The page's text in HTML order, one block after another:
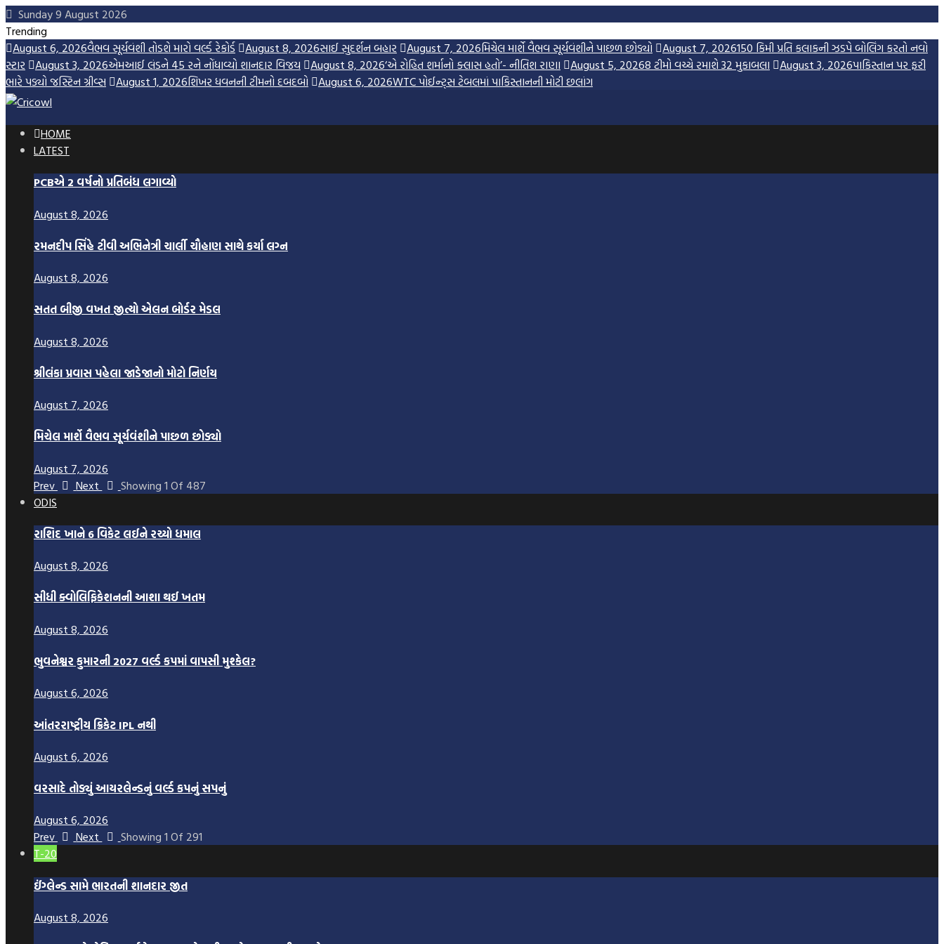
Skip
to
content
Sunday 9 August 2026
Trending
August 6, 2026વૈભવ સૂર્યવંશી તોડશે મારો વર્લ્ડ રેકોર્ડ August 8, 2026સાઈ સુદર્શન બહાર August 7, 2026મિચેલ માર્શે વૈભવ સૂર્યવંશીને પાછળ છોડ્યો August 7, 2026150 કિમી પ્રતિ કલાકની ઝડપે બોલિંગ કરતો નવો
સ્ટાર
August 3, 2026એમઆઈ લંડને 45 રને નોંધાવ્યો શાનદાર વિજય August 8, 2026‘એ રોહિત શર્માનો ક્લાસ હતો’- નીતિશ રાણા August 5, 20268 ટીમો વચ્ચે રમાશે 32 મુકાબલા August 3, 2026પાકિસ્તાન પર ફરી
ભારે પડ્યો જસ્ટિન ગ્રીવ્સ
August 1, 2026શિખર ધવનની ટીમનો દબદબો August 6, 2026WTC પોઈન્ટ્સ ટેબલમાં પાકિસ્તાનની મોટી છલાંગ
HOME
LATEST
PCBએ 2 વર્ષનો પ્રતિબંધ લગાવ્યો
August 8, 2026
રમનદીપ સિંહે ટીવી અભિનેત્રી ચાર્લી ચૌહાણ સાથે કર્યા લગ્ન
August 8, 2026
સતત બીજી વખત જીત્યો એલન બોર્ડર મેડલ
August 8, 2026
શ્રીલંકા પ્રવાસ પહેલા જાડેજાનો મોટો નિર્ણય
August 7, 2026
મિચેલ માર્શે વૈભવ સૂર્યવંશીને પાછળ છોડ્યો
August 7, 2026
Prev
Next Showing 1 Of 487
ODIS
રાશિદ ખાને 6 વિકેટ લઈને રચ્યો ધમાલ
August 8, 2026
સીધી ક્વોલિફિકેશનની આશા થઈ ખતમ
August 8, 2026
ભુવનેશ્વર કુમારની 2027 વર્લ્ડ કપમાં વાપસી મુશ્કેલ?
August 6, 2026
આંતરરાષ્ટ્રીય ક્રિકેટ IPL નથી
August 6, 2026
વરસાદે તોડ્યું આયરલેન્ડનું વર્લ્ડ કપનું સપનું
August 6, 2026
Prev
Next Showing 1 Of 291
T-20
ઈંગ્લેન્ડ સામે ભારતની શાનદાર જીત
August 8, 2026